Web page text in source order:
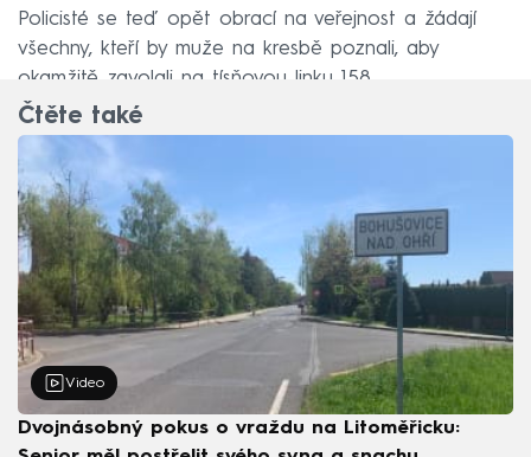
Policisté se teď opět obrací na veřejnost a žádají
všechny, kteří by muže na kresbě poznali, aby
okamžitě zavolali na tísňovou linku 158.
Čtěte také
Video
Dvojnásobný pokus o vraždu na Litoměřicku: